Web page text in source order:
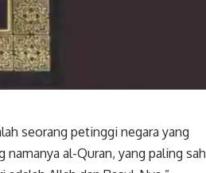
seorang petinggi negara yang
namanya al-Quran, yang paling sah